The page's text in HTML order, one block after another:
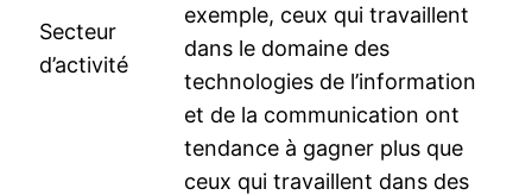
Secteur
d’activité
exemple, ceux qui travaillent
dans le domaine des
technologies de l’information
et de la communication ont
tendance à gagner plus que
ceux qui travaillent dans des